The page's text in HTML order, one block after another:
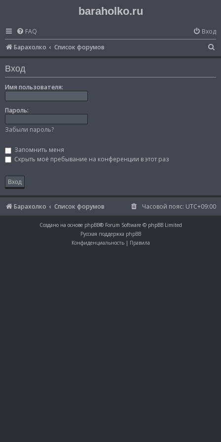
baraholko.ru
FAQ
Вход
Барахолко
Список форумов
о
Вход
Имя пользователя:
Пароль:
Забыли пароль?
Запомнить меня
Скрыть моё пребывание на конференции в этот раз
Барахолко Список форумов Часовой пояс: UTC+09:00
Создано на основе phpBB® Forum Software © phpBB Limited
Русская поддержка phpBB
Конфиденциальность| Правила